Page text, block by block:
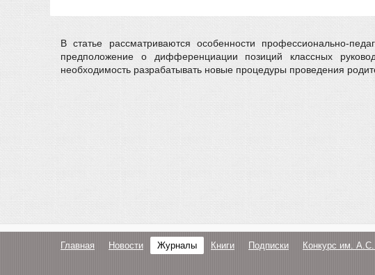
В статье рассматриваются особенности профессионально-
предположение о дифференциации позиций классных
необходимость разрабатывать новые процедуры проведения
Главная Новости Журналы Книги Подписки Конкурс им.